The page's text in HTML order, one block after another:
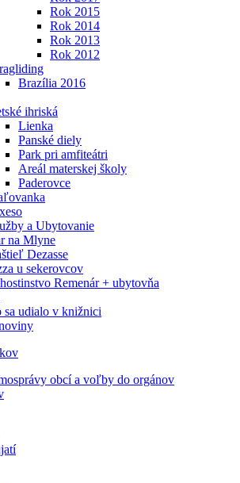
Rok 2015
Rok 2014
Rok 2013
Rok 2012
Brazília 2016
ihriská
Lienka
Panské diely
Park pri amfiteátri
Areál materskej školy
Paderovce
a Ubytovanie
na Mlyne
Dezasse
u sekerovcov
Remenár + ubytovňa
sa udialo v knižnici
obcí a voľby do orgánov